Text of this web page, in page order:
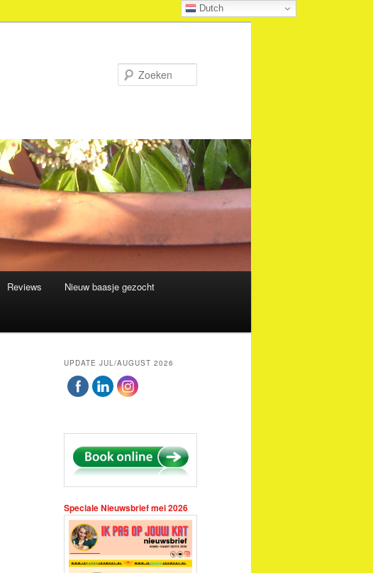
Reviews Nieuw baasje gezocht
UPDATE JUL/AUGUST 2026
Speciale Nieuwsbrief mei 2026
Dutch